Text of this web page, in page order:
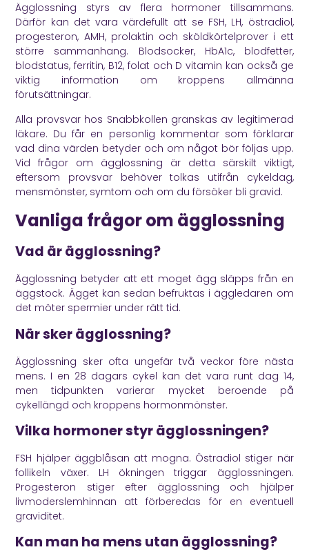
Ägglossning styrs av flera hormoner tillsammans.
Därför kan det vara värdefullt att se FSH, LH, östradiol,
progesteron, AMH, prolaktin och sköldkörtelprover i ett
större sammanhang. Blodsocker, HbA1c, blodfetter,
blodstatus, ferritin, B12, folat och D vitamin kan också ge
viktig information om kroppens allmänna
förutsättningar.
Alla provsvar hos Snabbkollen granskas av legitimerad
läkare. Du får en personlig kommentar som förklarar
vad dina värden betyder och om något bör följas upp.
Vid frågor om ägglossning är detta särskilt viktigt,
eftersom provsvar behöver tolkas utifrån cykeldag,
mensmönster, symtom och om du försöker bli gravid.
Vanliga frågor om ägglossning
Vad är ägglossning?
Ägglossning betyder att ett moget ägg släpps från en
äggstock. Ägget kan sedan befruktas i äggledaren om
det möter spermier under rätt tid.
När sker ägglossning?
Ägglossning sker ofta ungefär två veckor före nästa
mens. I en 28 dagars cykel kan det vara runt dag 14,
men tidpunkten varierar mycket beroende på
cykellängd och kroppens hormonmönster.
Vilka hormoner styr ägglossningen?
FSH hjälper äggblåsan att mogna. Östradiol stiger när
follikeln växer. LH ökningen triggar ägglossningen.
Progesteron stiger efter ägglossning och hjälper
livmoderslemhinnan att förberedas för en eventuell
graviditet.
Kan man ha mens utan ägglossning?